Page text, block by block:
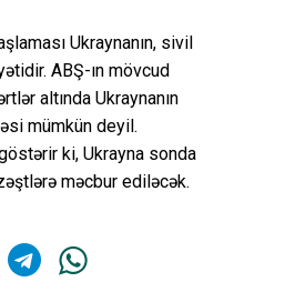
Ukraynanın, sivil
ABŞ-ın mövcud
altında Ukraynanın
mümkün deyil.
ki, Ukrayna sonda
məcbur ediləcək.